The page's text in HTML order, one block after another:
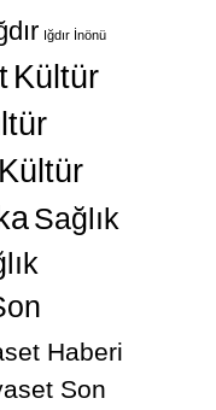
Iğdır İnönü
Kültür
Kültür
Sağlık
Haberi
Son